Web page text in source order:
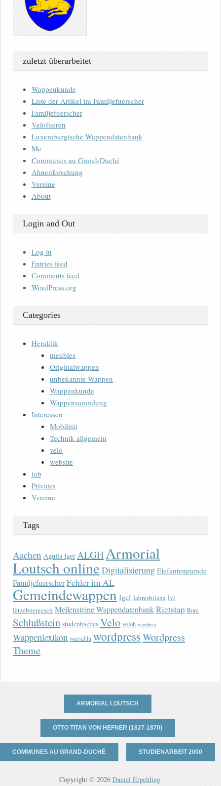
zuletzt überarbeitet
Wappenkunde
Liste der Artikel im Familjefuerscher
Familjefuerscher
Velofueren
Luxemburgische Wappendatenbank
Me
Communes au Grand-Duché
Ahnenforschung
Vereine
About
Login and Out
Log in
Entries feed
Comments feed
WordPress.org
Categories
Heraldik
meubles
Originalwappen
unbekannte Wappen
Wappenkunde
Wappensammlung
Interessen
Mobilität
Technik allgemein
velo
website
job
Privates
Vereine
Tags
Aachen Agulia Igel ALGHArmorial
Loutsch onlineDigitalisierung Elefantenparade
FamiljefuerscherFehler im AL
Gemeindewappen Igel Jahresbilanz lvi
lëtzebuergesch Meilensteine WappendatenbankRietstap Rom
Schlußstein studentisches Velo veloh wandern
Wappenlexikon wiesel.lu wordpressWordpress
Theme
ARMORIAL LOUTSCH
OTTO TITAN VON HEFNER (1827-1870)
COMMUNES AU GRAND-DUCHÉ STUDIENARBEIT 2000
Copyright © 2026 Daniel Erpelding.